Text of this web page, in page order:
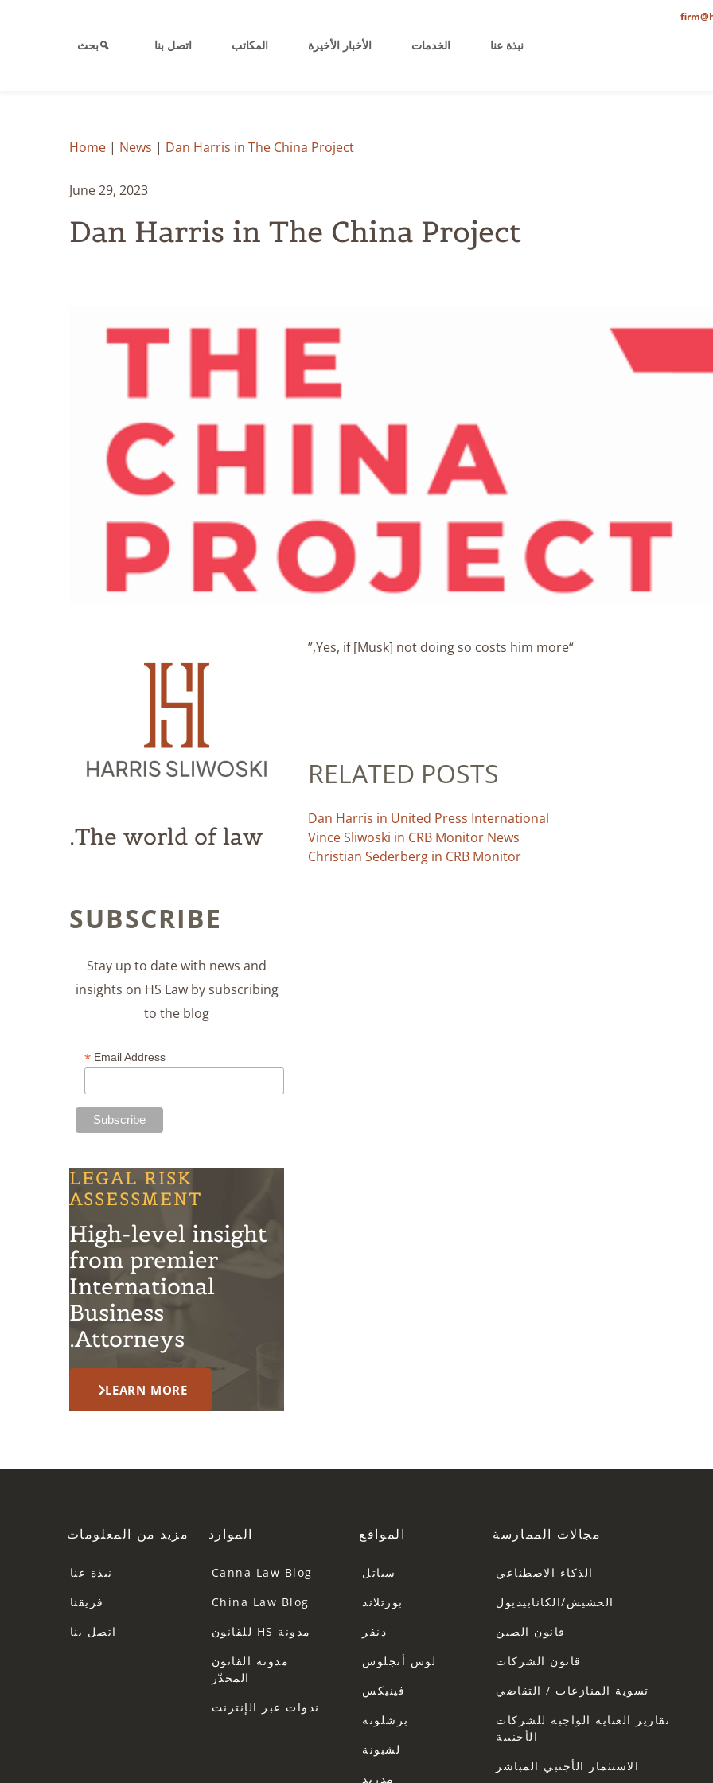
نبذة عنا الخدمات الأخبار الأخيرة المكاتب اتصل بنا بحث
Home | News | Dan Harris in The China Project
June 29, 2023
Dan Harris in The China Project
“Yes, if [Musk] not doing so costs him more,”
RELATED POSTS
Dan Harris in United Press International
Vince Sliwoski in CRB Monitor News
Christian Sederberg in CRB Monitor
The world of law.
SUBSCRIBE
Stay up to date with news and
insights on HS Law by subscribing
to the blog
Email Address
*
LEGAL RISK
ASSESSMENT
High-level insight
from premier
International
Business
Attorneys.
LEARN MORE
مجالات الممارسة
الذكاء الاصطناعي
الحشيش/الكانابيديول
قانون الصين
قانون الشركات
تسوية المنازعات / التقاضي
تقارير العناية الواجبة للشركات
الأجنبية
الاستثمار الأجنبي المباشر
المواقع
سياتل
بورتلاند
دنفر
لوس أنجلوس
فينيكس
برشلونة
لشبونة
مدريد
الموارد
Canna Law Blog
China Law Blog
مدونة HS للقانون
مدونة القانون
المخدّر
ندوات عبر الإنترنت
مزيد من المعلومات
نبذة عنا
فريقنا
اتصل بنا